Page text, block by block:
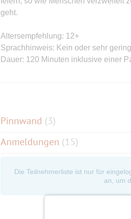
geht.
Altersempfehlung: 12+
Sprachhinweis: Kein oder sehr
Dauer: 120 Minuten inklusive einer
Karten kaufe ich für uns
Buchung sofortbezahlen muss.
Pinnwand (3)
Anmeldungen (15)
Die Teilnehmerliste ist nur für
an, um